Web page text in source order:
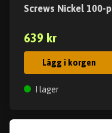
Screws Nickel 100-p
639 kr
Lägg i korgen
I lager